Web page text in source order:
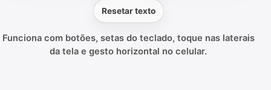
Resetar texto
Funciona com botões, setas do teclado, toque nas laterais
da tela e gesto horizontal no celular.